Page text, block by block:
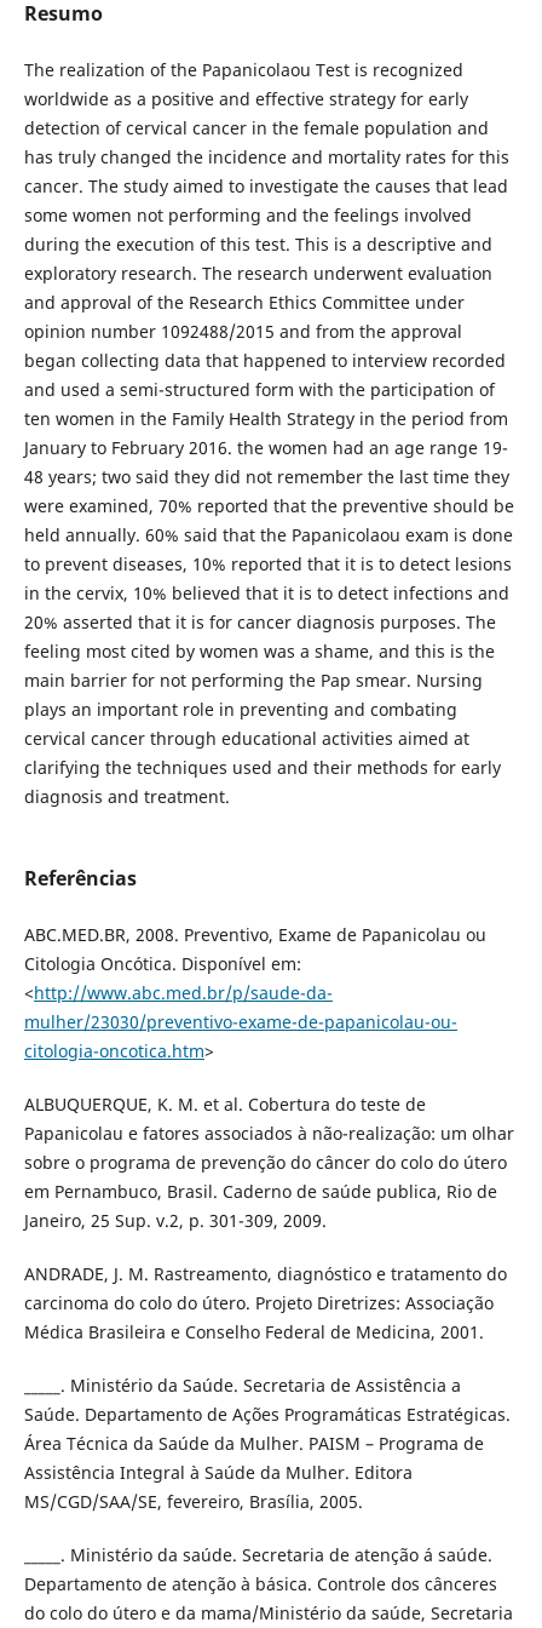
Resumo
The realization of the Papanicolaou Test is recognized
worldwide as a positive and effective strategy for early
detection of cervical cancer in the female population and
has truly changed the incidence and mortality rates for this
cancer. The study aimed to investigate the causes that lead
some women not performing and the feelings involved
during the execution of this test. This is a descriptive and
exploratory research. The research underwent evaluation
and approval of the Research Ethics Committee under
opinion number 1092488/2015 and from the approval
began collecting data that happened to interview recorded
and used a semi-structured form with the participation of
ten women in the Family Health Strategy in the period from
January to February 2016. the women had an age range 19-
48 years; two said they did not remember the last time they
were examined, 70% reported that the preventive should be
held annually. 60% said that the Papanicolaou exam is done
to prevent diseases, 10% reported that it is to detect lesions
in the cervix, 10% believed that it is to detect infections and
20% asserted that it is for cancer diagnosis purposes. The
feeling most cited by women was a shame, and this is the
main barrier for not performing the Pap smear. Nursing
plays an important role in preventing and combating
cervical cancer through educational activities aimed at
clarifying the techniques used and their methods for early
diagnosis and treatment.
Referências
ABC.MED.BR, 2008. Preventivo, Exame de Papanicolau ou
Citologia Oncótica. Disponível em:
<http://www.abc.med.br/p/saude-da-
mulher/23030/preventivo-exame-de-papanicolau-ou-
citologia-oncotica.htm>
ALBUQUERQUE, K. M. et al. Cobertura do teste de
Papanicolau e fatores associados à não-realização: um olhar
sobre o programa de prevenção do câncer do colo do útero
em Pernambuco, Brasil. Caderno de saúde publica, Rio de
Janeiro, 25 Sup. v.2, p. 301-309, 2009.
ANDRADE, J. M. Rastreamento, diagnóstico e tratamento do
carcinoma do colo do útero. Projeto Diretrizes: Associação
Médica Brasileira e Conselho Federal de Medicina, 2001.
_____. Ministério da Saúde. Secretaria de Assistência a
Saúde. Departamento de Ações Programáticas Estratégicas.
Área Técnica da Saúde da Mulher. PAISM – Programa de
Assistência Integral à Saúde da Mulher. Editora
MS/CGD/SAA/SE, fevereiro, Brasília, 2005.
_____. Ministério da saúde. Secretaria de atenção á saúde.
Departamento de atenção à básica. Controle dos cânceres
do colo do útero e da mama/Ministério da saúde, Secretaria